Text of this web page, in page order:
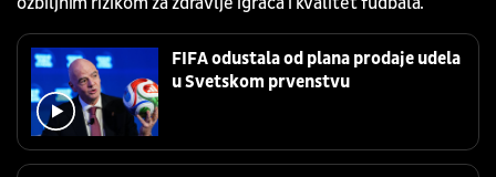
FIFA odustala od plana prodaje udela
u Svetskom prvenstvu